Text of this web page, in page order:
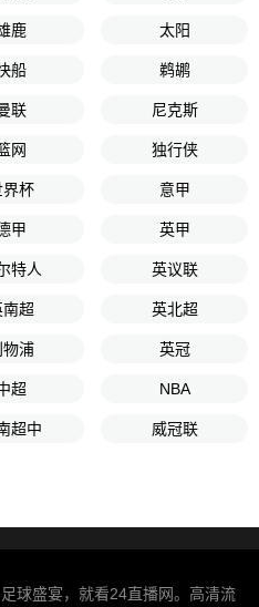
鹿 太阳
船 鹈鹕
联 尼克斯
网 独行侠
界杯 意甲
甲 英甲
特人 英议联
南超 英北超
物浦 英冠
超 NBA
超中 威冠联
球盛宴，就看24直播网。高清流